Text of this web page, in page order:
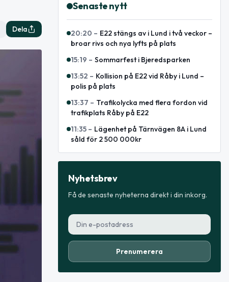
Dela
Senaste nytt
20:20 – E22 stängs av i Lund i två veckor –
broar rivs och nya lyfts på plats
15:19 – Sommarfest i Bjeredsparken
13:52 – Kollision på E22 vid Råby i Lund –
polis på plats
13:37 – Trafikolycka med flera fordon vid
trafikplats Råby på E22
11:35 – Lägenhet på Tärnvägen 8A i Lund
såld för 2 500 000kr
Nyhetsbrev
Få de senaste nyheterna direkt i din inkorg.
Prenumerera